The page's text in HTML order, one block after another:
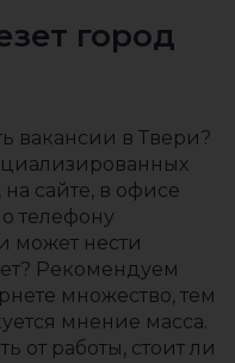
город
вакансии в Твери?
сайте, в офисе
телефону
может нести
Рекомендуем
множество, тем
мнение масса.
от работы, стоит ли